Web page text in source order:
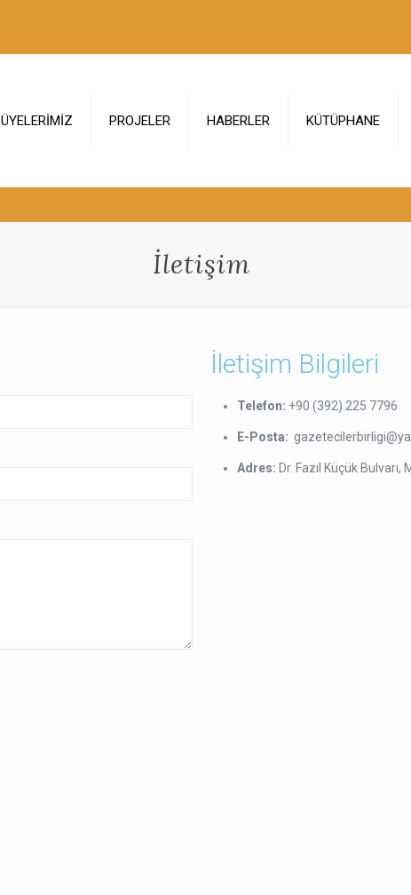
ÜYELERİMİZ PROJELER HABERLER KÜTÜPHANE
İletişim
İletişim Bilgileri
Telefon: +90 (392) 225 7796
E-Posta:
Adres: Dr. Fazıl Küçük